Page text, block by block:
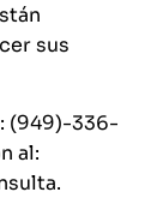
sus
(949)-336-
al: